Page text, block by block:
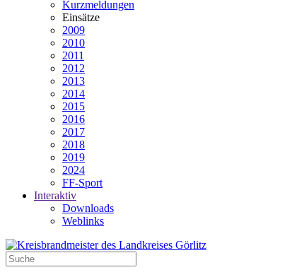
Kurzmeldungen
Einsätze
2009
2010
2011
2012
2013
2014
2015
2016
2017
2018
2019
2024
FF-Sport
Interaktiv
Downloads
Weblinks